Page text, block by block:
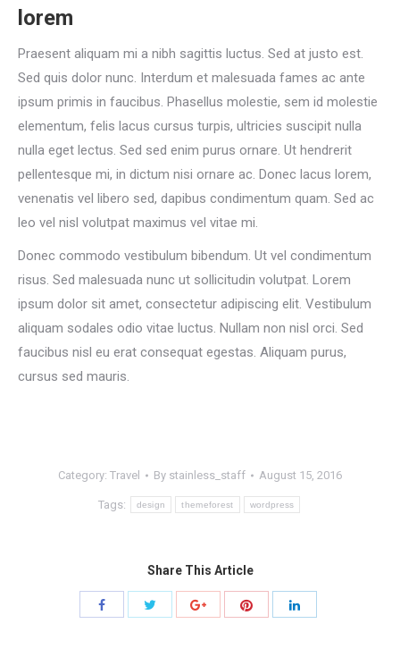
lorem
Praesent aliquam mi a nibh sagittis luctus. Sed at justo est.
Sed quis dolor nunc. Interdum et malesuada fames ac ante
ipsum primis in faucibus. Phasellus molestie, sem id molestie
elementum, felis lacus cursus turpis, ultricies suscipit nulla
nulla eget lectus. Sed sed enim purus ornare. Ut hendrerit
pellentesque mi, in dictum nisi ornare ac. Donec lacus lorem,
venenatis vel libero sed, dapibus condimentum quam. Sed ac
leo vel nisl volutpat maximus vel vitae mi.
Donec commodo vestibulum bibendum. Ut vel condimentum
risus. Sed malesuada nunc ut sollicitudin volutpat. Lorem
ipsum dolor sit amet, consectetur adipiscing elit. Vestibulum
aliquam sodales odio vitae luctus. Nullam non nisl orci. Sed
faucibus nisl eu erat consequat egestas. Aliquam purus,
cursus sed mauris.
Category: Travel By stainless_staff August 15, 2016
Tags: design themeforest wordpress
Share This Article